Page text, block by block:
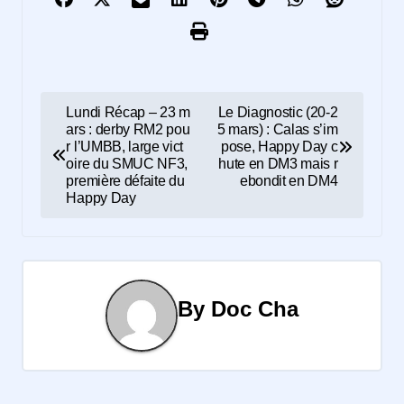
a
g
i
Lundi Récap – 23 m
ars : derby RM2 pou
r l’UMBB, large vict
oire du SMUC NF3,
première défaite du
Happy Day
Le Diagnostic (20-2
5 mars) : Calas s’im
pose, Happy Day c
hute en DM3 mais r
ebondit en DM4
By Doc Cha